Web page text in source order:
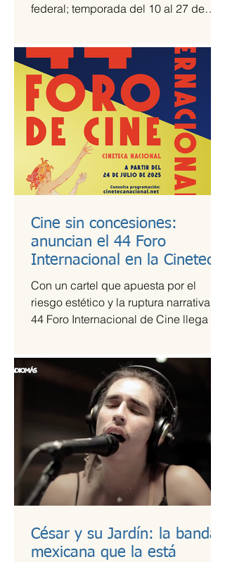
federal; temporada del 10 al 27 de
Cine sin concesiones:
anuncian el 44 Foro
Internacional en la Cineteca
Nacional
Con un cartel que apuesta por el
riesgo estético y la ruptura narrativa, el
44 Foro Internacional de Cine llega a
de vanguardia.
César y su Jardín: la banda
mexicana que la está